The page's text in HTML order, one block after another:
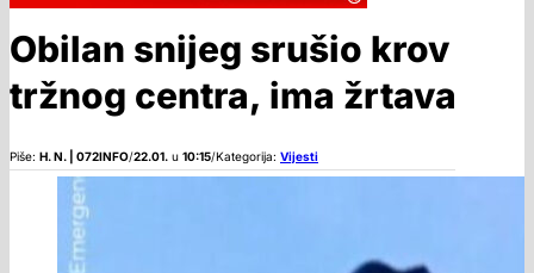
Obilan snijeg srušio krov
tržnog centra, ima žrtava
Piše: H. N. | 072INFO/22.01. u 10:15/Kategorija: Vijesti